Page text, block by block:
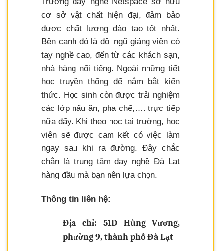
cơ sở vật chất hiện đại, đảm bảo
được chất lượng đào tạo tốt nhất.
Bên cạnh đó là đội ngũ giảng viên có
tay nghề cao, đến từ các khách sạn,
nhà hàng nổi tiếng. Ngoài những tiết
học truyền thống để nắm bắt kiến
thức. Học sinh còn được trải nghiệm
các lớp nấu ăn, pha chế,…. trực tiếp
nữa đấy. Khi theo học tại trường, học
viên sẽ được cam kết có việc làm
ngay sau khi ra đường. Đây chắc
chắn là trung tâm dạy nghề Đà Lạt
hàng đầu mà bạn nên lựa chọn.
Thông tin liên hệ:
Địa chỉ: 51D Hùng Vương,
phường 9, thành phố Đà Lạt